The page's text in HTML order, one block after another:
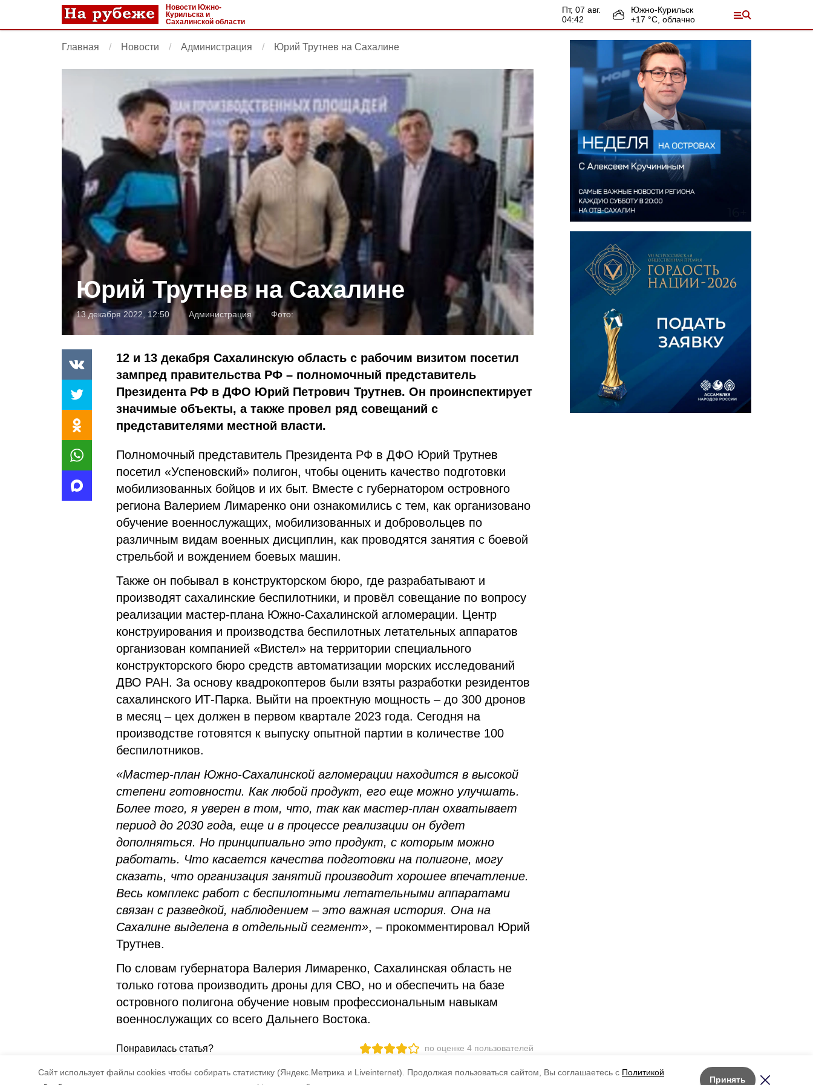
Cайт использует файлы cookies чтобы собирать статистику (Яндекс.Метрика и Liveinternet). Продолжая пользоваться сайтом, Вы соглашаетесь с Политикой
Принять
Новости Южно-
Курильска и
Сахалинской области
пт, 07 авг.
04:42
Южно-Курильск
+17 °С, облачно
Лента новостей
Главная Новости Администрация Юрий Трутнев на Сахалине
Юрий Трутнев на Сахалине
13 декабря 2022, 12:50 Администрация Фото:
12 и 13 декабря Сахалинскую область с рабочим визитом посетил
зампред правительства РФ – полномочный представитель
Президента РФ в ДФО Юрий Петрович Трутнев. Он проинспектирует
значимые объекты, а также провел ряд совещаний с
представителями местной власти.
Полномочный представитель Президента РФ в ДФО Юрий Трутнев
посетил «Успеновский» полигон, чтобы оценить качество подготовки
мобилизованных бойцов и их быт. Вместе с губернатором островного
региона Валерием Лимаренко они ознакомились с тем, как организовано
обучение военнослужащих, мобилизованных и добровольцев по
различным видам военных дисциплин, как проводятся занятия с боевой
стрельбой и вождением боевых машин.
Также он побывал в конструкторском бюро, где разрабатывают и
производят сахалинские беспилотники, и провёл совещание по вопросу
реализации мастер-плана Южно-Сахалинской агломерации. Центр
конструирования и производства беспилотных летательных аппаратов
организован компанией «Вистел» на территории специального
конструкторского бюро средств автоматизации морских исследований
ДВО РАН. За основу квадрокоптеров были взяты разработки резидентов
сахалинского ИТ-Парка. Выйти на проектную мощность – до 300 дронов
в месяц – цех должен в первом квартале 2023 года. Сегодня на
производстве готовятся к выпуску опытной партии в количестве 100
беспилотников.
«Мастер-план Южно-Сахалинской агломерации находится в высокой
степени готовности. Как любой продукт, его еще можно улучшать.
Более того, я уверен в том, что, так как мастер-план охватывает
период до 2030 года, еще и в процессе реализации он будет
дополняться. Но принципиально это продукт, с которым можно
работать. Что касается качества подготовки на полигоне, могу
сказать, что организация занятий производит хорошее впечатление.
Весь комплекс работ с беспилотными летательными аппаратами
связан с разведкой, наблюдением – это важная история. Она на
Сахалине выделена в отдельный сегмент», – прокомментировал Юрий
Трутнев.
По словам губернатора Валерия Лимаренко, Сахалинская область не
только готова производить дроны для СВО, но и обеспечить на базе
островного полигона обучение новым профессиональным навыкам
военнослужащих со всего Дальнего Востока.
Понравилась статья? по оценке 4 пользователей